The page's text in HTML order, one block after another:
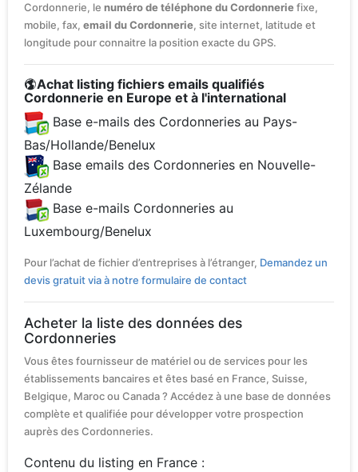
Cordonnerie, le numéro de téléphone du Cordonneriefixe,
mobile, fax, email du Cordonnerie, site internet, latitude et
longitude pour connaitre la position exacte du GPS.
Achat listing fichiers emails qualifiés
Cordonnerie en Europe et à l'international
Base e-mails des Cordonneries au Pays-
Bas/Hollande/Benelux
Base emails des Cordonneries en Nouvelle-
Zélande
Base e-mails Cordonneries au
Luxembourg/Benelux
Pour l’achat de fichier d’entreprises à l’étranger, Demandez un
devis gratuit via à notre formulaire de contact
Acheter la liste des données des
Cordonneries
Vous êtes fournisseur de matériel ou de services pour les
établissements bancaires et êtes basé en France, Suisse,
Belgique, Maroc ou Canada ? Accédez à une base de données
complète et qualifiée pour développer votre prospection
auprès des Cordonneries.
Contenu du listing en France :